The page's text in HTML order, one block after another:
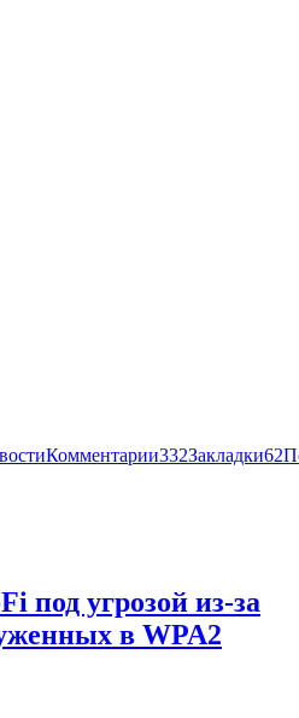
Комментарии332Закладки62
под угрозой из-за
в WPA2